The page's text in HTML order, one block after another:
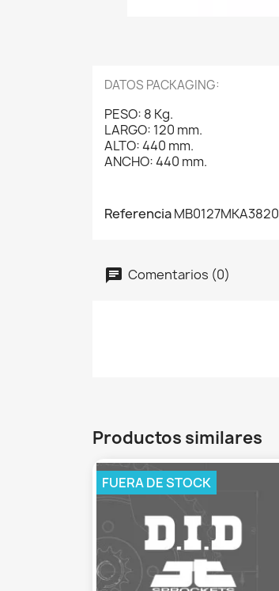
DATOS PACKAGING:
PESO: 8 Kg.
LARGO: 120 mm.
ALTO: 440 mm.
ANCHO: 440 mm.
ReferenciaMB0127MKA3820
Comentarios (0)
Productos similares
FUERA DE STOCK